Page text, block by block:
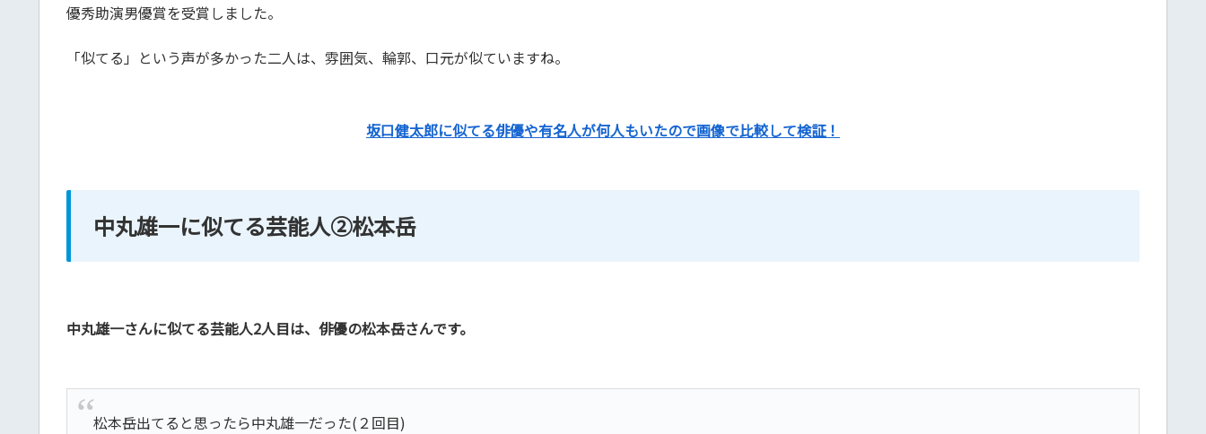
優秀助演男優賞を受賞しました。
「似てる」という声が多かった二人は、雰囲気、輪郭、口元が似ていますね。
坂口健太郎に似てる俳優や有名人が何人もいたので画像で比較して検証！
中丸雄一に似てる芸能人②松本岳
中丸雄一さんに似てる芸能人2人目は、俳優の松本岳さんです。
松本岳出てると思ったら中丸雄一だった(２回目)